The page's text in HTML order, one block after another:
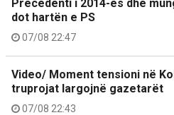
Precedenti i 2014-ës dhe
dot hartën e PS
07/08 22:47
Video/ Moment tensioni në
truprojat largojnë gazetarët
07/08 22:43